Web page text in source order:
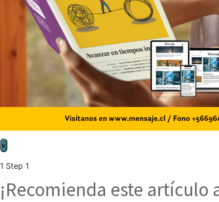
×
1 Step 1
¡Recomienda este artículo